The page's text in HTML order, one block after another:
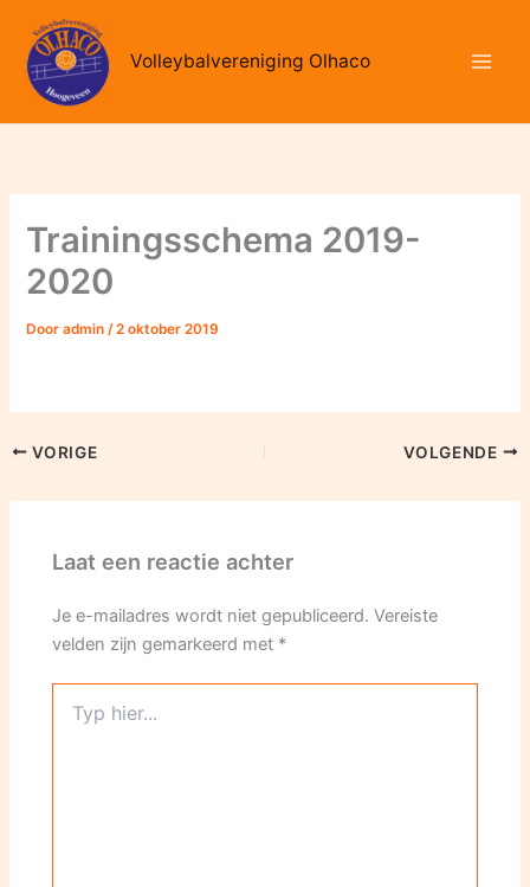
naar
inhoud
Volleybalvereniging Olhaco
Trainingsschema 2019-
2020
Dooradmin/2 oktober 2019
VORIGE VOLGENDE
Laat een reactie achter
Je e-mailadres wordt niet gepubliceerd. Vereiste
velden zijn gemarkeerd met *
hier...